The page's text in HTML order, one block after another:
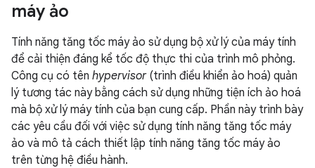
máy ảo
Tính năng tăng tốc máy ảo sử dụng bộ xử lý của máy tính
để cải thiện đáng kể tốc độ thực thi của trình mô phỏng.
Công cụ có tên hypervisor(trình điều khiển ảo hoá) quản
lý tương tác này bằng cách sử dụng những tiện ích ảo hoá
mà bộ xử lý máy tính của bạn cung cấp. Phần này trình bày
các yêu cầu đối với việc sử dụng tính năng tăng tốc máy
ảo và mô tả cách thiết lập tính năng tăng tốc máy ảo
trên từng hệ điều hành.